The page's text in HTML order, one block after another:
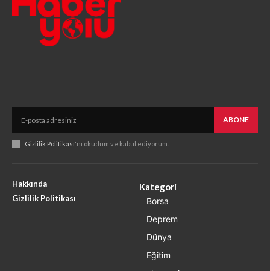
ABONE
Gizlilik Politikası'nı okudum ve kabul ediyorum.
Hakkında
Gizlilik Politikası
Kategori
Borsa
Deprem
Dünya
Eğitim